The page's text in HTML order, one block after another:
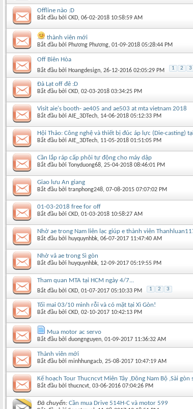
Offline nào :D
Bắt đầu bởi CKD‎, 06-02-2018 10:58:59 AM
thành viên mới
Bắt đầu bởi Phương Phương‎, 01-09-2018 05:28:44 PM
Off Biên Hòa
Bắt đầu bởi Hoangdesign‎, 26-12-2016 02:05:29 PM 1 2 3
Đà Lạt off đê :D
Bắt đầu bởi CKD‎, 02-03-2018 03:34:25 PM
Visit aie's booth- ae405 and ae503 at mta vietnam 2018
Bắt đầu bởi AIE_3DTech‎, 14-06-2018 05:12:33 PM
Hội Thảo: Công nghệ và thiết bị đúc áp lực (Die-casting)
Bắt đầu bởi AIE_3DTech‎, 11-05-2018 01:51:05 PM
Cần lắp ráp cấp phôi tự động cho máy dập
Bắt đầu bởi Tonyduong68‎, 25-04-2018 08:46:01 PM
Giao lưu An giang
Bắt đầu bởi tranphong248‎, 07-08-2015 07:07:02 PM
01-03-2018 free for off
Bắt đầu bởi CKD‎, 01-03-2018 10:58:27 AM
Nhờ ae trong Nam liên lạc giúp e thành viên
Bắt đầu bởi huyquynhbk‎, 06-07-2017 11:47:40 AM
Nhờ vả ae trong Sì gòn
Bắt đầu bởi huyquynhbk‎, 12-09-2017 05:19:55 PM
Tham quan MTA tại HCM ngày 4/7...
Bắt đầu bởi CKD‎, 01-07-2017 05:10:33 PM 1 2 3
Tối mai 03/10 mình rỗi và có mặt tại Xì Gòn!
Bắt đầu bởi CKD‎, 02-10-2017 10:42:13 PM
Mua motor ac servo
Bắt đầu bởi duongnguyen‎, 01-09-2017 11:36:32 AM
Thành viên mới
Bắt đầu bởi minhhungacb‎, 25-08-2017 10:47:19 AM
Kế hoạch Tour Thucncvt Miên Tây ,Đông Nam Bộ ,Sài gòn
Bắt đầu bởi thucncvt‎, 03-06-2016 07:04:26 PM
Đã chuyển: Cần mua Drive 514H-C và motor 599